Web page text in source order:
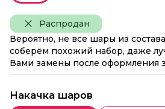
Распродан
Вероятно, не все шары из
соберём похожий набор, даже
Вами замены после оформления
Накачка шаров